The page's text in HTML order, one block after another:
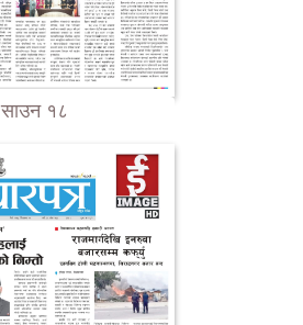
साउन १८